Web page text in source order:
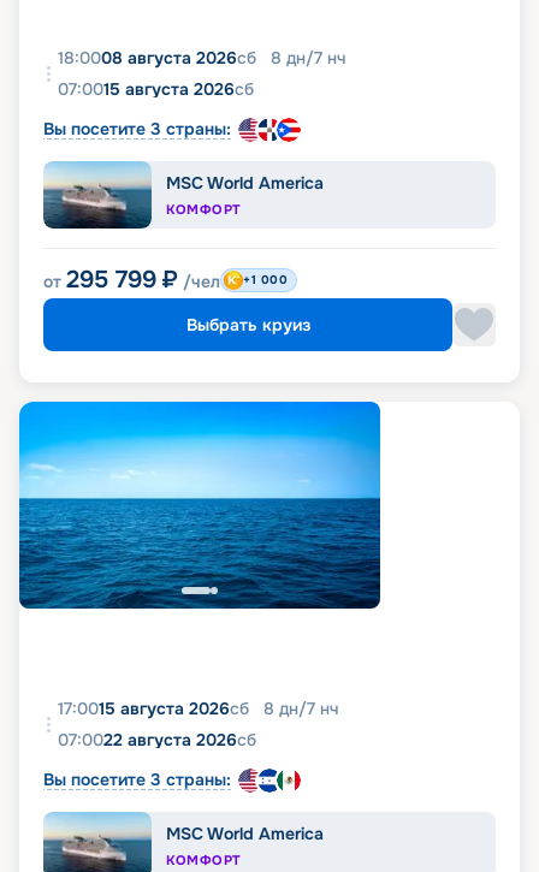
18:0008 августа 2026сб 8 дн/7 нч
07:0015 августа 2026сб
Вы посетите 3 страны:
MSC World America
КОМФОРТ
от 295 799 ₽ /чел +1 000
Выбрать круиз
17:0015 августа 2026сб 8 дн/7 нч
07:0022 августа 2026сб
Вы посетите 3 страны:
MSC World America
КОМФОРТ